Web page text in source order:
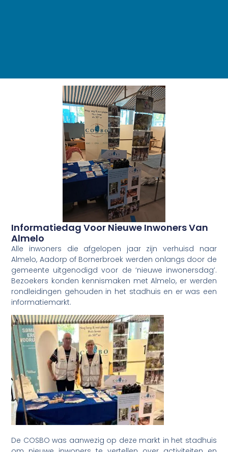
Informatiedag Voor Nieuwe Inwoners Van
Almelo
Alle inwoners die afgelopen jaar zijn verhuisd naar
Almelo, Aadorp of Bornerbroek werden onlangs door de
gemeente uitgenodigd voor de ‘nieuwe inwonersdag’.
Bezoekers konden kennismaken met Almelo, er werden
rondleidingen gehouden in het stadhuis en er was een
informatiemarkt.
De COSBO was aanwezig op deze markt in het stadhuis